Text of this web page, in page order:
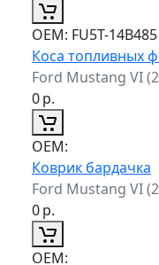
ОЕМ: FU5T-14B485
Коса топливных
Ford Mustang VI
0р.
ОЕМ:
Коврик бардачка
Ford Mustang VI
0р.
ОЕМ: